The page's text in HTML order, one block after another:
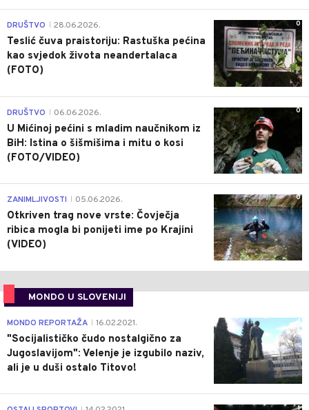
0
DRUŠTVO 28.06.2026.
Teslić čuva praistoriju: Rastuška pećina
kao svjedok života neandertalaca
(FOTO)
0
DRUŠTVO 06.06.2026.
U Mićinoj pećini s mladim naučnikom iz
BiH: Istina o šišmišima i mitu o kosi
(FOTO/VIDEO)
0
ZANIMLJIVOSTI 05.06.2026.
Otkriven trag nove vrste: Čovječja
ribica mogla bi ponijeti ime po Krajini
(VIDEO)
MONDO U SLOVENIJI
4
MONDO REPORTAŽA 16.02.2021.
"Socijalističko čudo nostalgično za
Jugoslavijom": Velenje je izgubilo naziv,
ali je u duši ostalo Titovo!